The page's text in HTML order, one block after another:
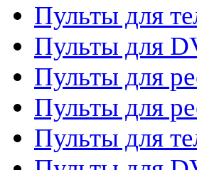
Пульты для
Пульты для
Пульты для
Пульты для
Пульты для